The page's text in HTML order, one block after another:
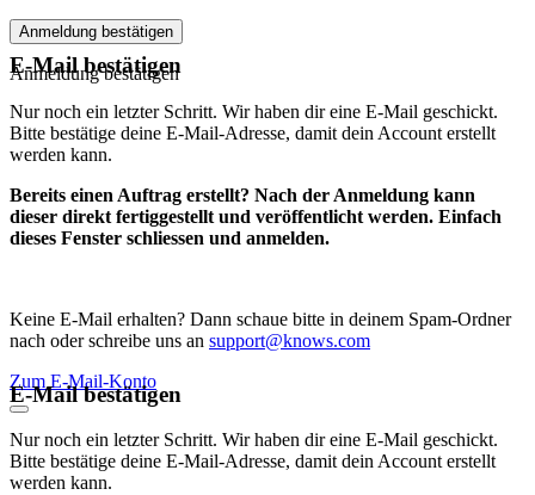
Anmeldung bestätigen
Anmeldung bestätigen
E-Mail bestätigen
Nur noch ein letzter Schritt. Wir haben dir eine E-Mail geschickt.
Bitte bestätige deine E-Mail-Adresse, damit dein Account erstellt
werden kann.
Bereits einen Auftrag erstellt? Nach der Anmeldung kann
dieser direkt fertiggestellt und veröffentlicht werden. Einfach
dieses Fenster schliessen und anmelden.
Keine E-Mail erhalten? Dann schaue bitte in deinem Spam-Ordner
nach oder schreibe uns an support@knows.com
Zum E-Mail-Konto
E-Mail bestätigen
Nur noch ein letzter Schritt. Wir haben dir eine E-Mail geschickt.
Bitte bestätige deine E-Mail-Adresse, damit dein Account erstellt
werden kann.